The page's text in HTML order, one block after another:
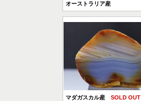
オーストラリア産
マダガスカル産 SOLD OUT